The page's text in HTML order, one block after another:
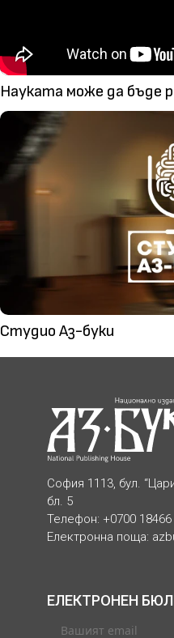
Науката може да бъде
Студио Аз-буки
София 1113, бул.
бл. 5
Телефон: +0700 18466
Електронна поща:
ЕЛЕКТРОНЕН